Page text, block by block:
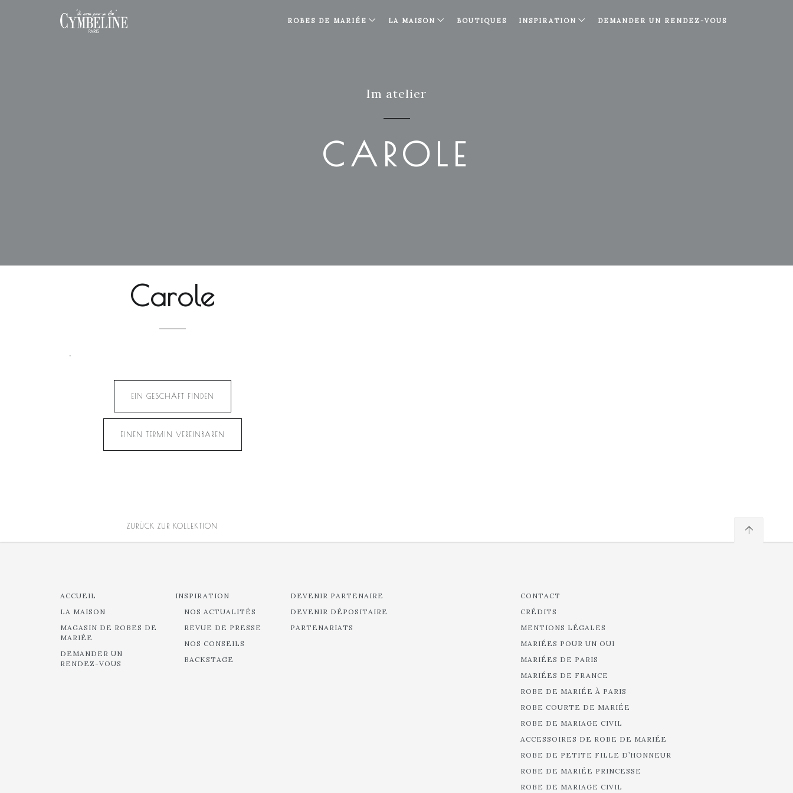
ROBES DE MARIÉE LA MAISON BOUTIQUES INSPIRATION DEMANDER UN RENDEZ-VOUS
Im atelier
CAROLE
Carole
.
EIN GESCHÄFT FINDEN
EINEN TERMIN VEREINBAREN
ZURÜCK ZUR KOLLEKTION
ACCUEIL
LA MAISON
MAGASIN DE ROBES DE
MARIÉE
DEMANDER UN
RENDEZ-VOUS
INSPIRATION
NOS ACTUALITÉS
REVUE DE PRESSE
NOS CONSEILS
BACKSTAGE
DEVENIR PARTENAIRE
DEVENIR DÉPOSITAIRE
PARTENARIATS
CONTACT
CRÉDITS
MENTIONS LÉGALES
MARIÉES POUR UN OUI
MARIÉES DE PARIS
MARIÉES DE FRANCE
ROBE DE MARIÉE À PARIS
ROBE COURTE DE MARIÉE
ROBE DE MARIAGE CIVIL
ACCESSOIRES DE ROBE DE MARIÉE
ROBE DE PETITE FILLE D’HONNEUR
ROBE DE MARIÉE PRINCESSE
ROBE DE MARIAGE CIVIL